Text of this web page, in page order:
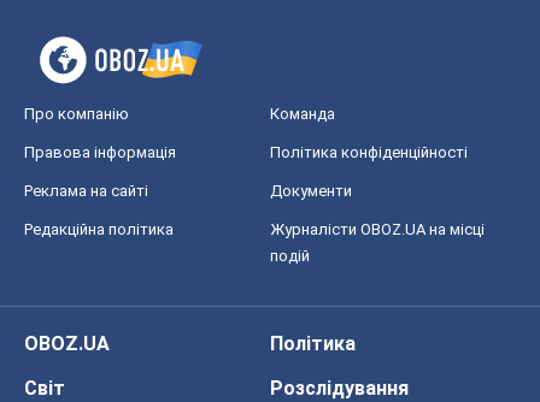
Про компанію Команда
Правова інформація Політика конфіденційності
Реклама на сайті Документи
Редакційна політика
Журналісти OBOZ.UA на місці
подій
OBOZ.UA
Політика
Світ
Розслідування